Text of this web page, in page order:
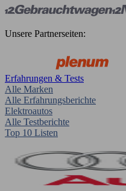
Unsere Partnerseiten:
Erfahrungen & Tests
Alle Marken
Alle Erfahrungsberichte
Elektroautos
Alle Testberichte
Top 10 Listen